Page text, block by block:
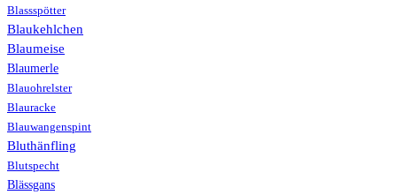
Blassspötter
Blaukehlchen
Blaumeise
Blaumerle
Blauohrelster
Blauracke
Blauwangenspint
Bluthänfling
Blutspecht
Blässgans